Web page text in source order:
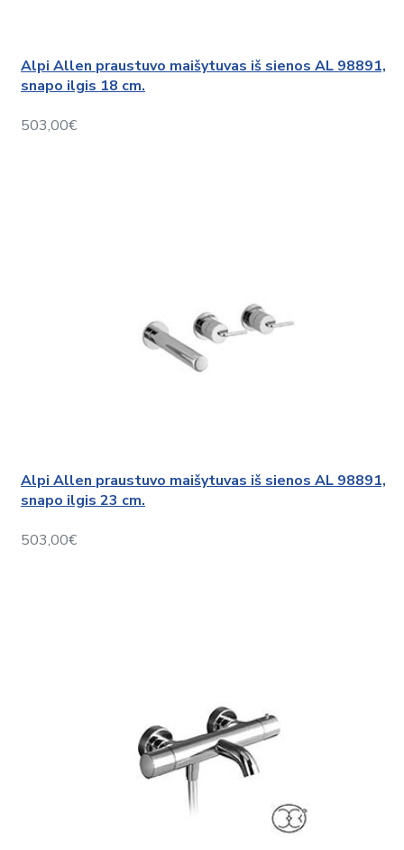
Alpi Allen praustuvo maišytuvas iš sienos AL 98891,
snapo ilgis 18 cm.
503,00€
Alpi Allen praustuvo maišytuvas iš sienos AL 98891,
snapo ilgis 23 cm.
503,00€